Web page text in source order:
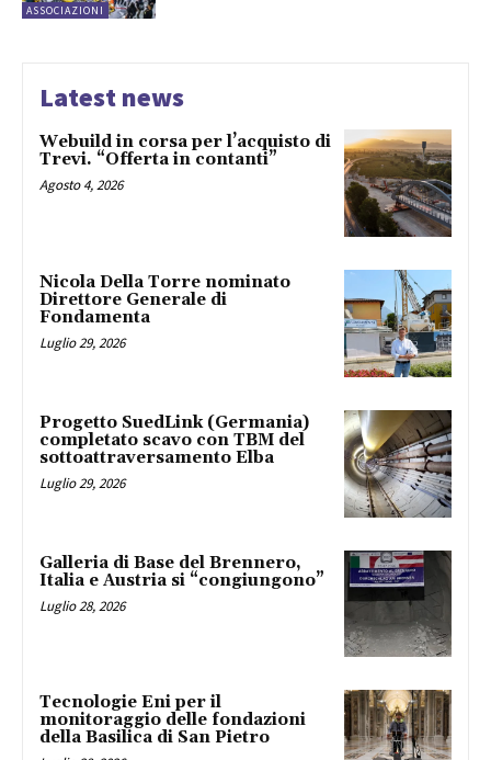
ASSOCIAZIONI
Latest news
Webuild in corsa per l’acquisto di
Trevi. “Offerta in contanti”
Agosto 4, 2026
Nicola Della Torre nominato
Direttore Generale di
Fondamenta
Luglio 29, 2026
Progetto SuedLink (Germania)
completato scavo con TBM del
sottoattraversamento Elba
Luglio 29, 2026
Galleria di Base del Brennero,
Italia e Austria si “congiungono”
Luglio 28, 2026
Tecnologie Eni per il
monitoraggio delle fondazioni
della Basilica di San Pietro